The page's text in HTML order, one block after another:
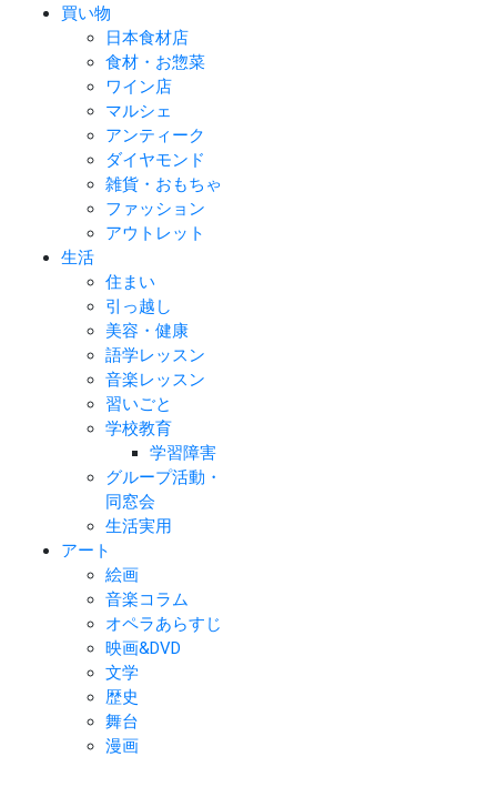
買い物
日本食材店
食材・お惣菜
ワイン店
マルシェ
アンティーク
ダイヤモンド
雑貨・おもちゃ
ファッション
アウトレット
生活
住まい
引っ越し
美容・健康
語学レッスン
音楽レッスン
習いごと
学校教育
学習障害
グループ活動・
同窓会
生活実用
アート
絵画
音楽コラム
オペラあらすじ
映画&DVD
文学
歴史
舞台
漫画